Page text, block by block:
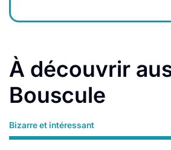
À découvrir
Bouscule
Bizarre et intéressant
Lire plus